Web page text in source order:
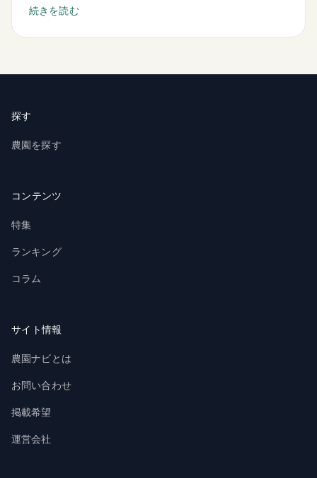
続きを読む
探す
農園を探す
コンテンツ
特集
ランキング
コラム
サイト情報
農園ナビとは
お問い合わせ
掲載希望
運営会社